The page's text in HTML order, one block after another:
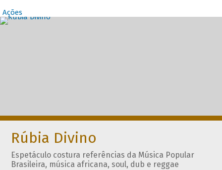
Ações
Destaques
Rúbia Divino
Espetáculo costura referências da Música Popular
Brasileira, música africana, soul, dub e reggae